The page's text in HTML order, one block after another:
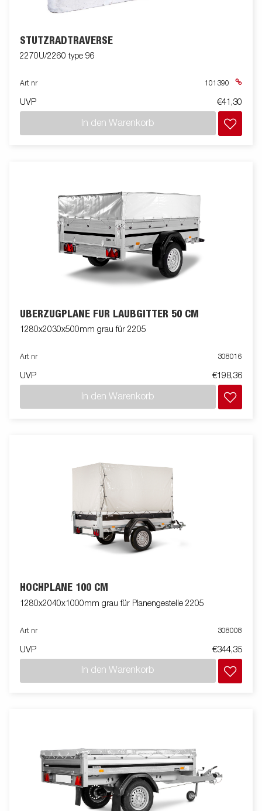
STÜTZRADTRAVERSE
2270U/2260 type 96
Art nr 101390
UVP €41,30
In den Warenkorb
ÜBERZUGPLANE FÜR LAUBGITTER 50 CM
1280x2030x500mm grau für 2205
Art nr 308016
UVP €198,36
In den Warenkorb
HOCHPLANE 100 CM
1280x2040x1000mm grau für Planengestelle 2205
Art nr 308008
UVP €344,35
In den Warenkorb